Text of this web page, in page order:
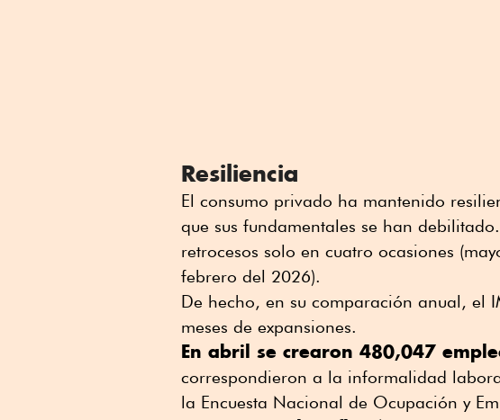
Resiliencia
El consumo privado ha mantenido
que sus fundamentales se han
retrocesos solo en cuatro ocasiones
febrero del 2026).
De hecho, en su comparación anual, el
meses de expansiones.
En abril se crearon 480,047
correspondieron a la informalidad
la Encuesta Nacional de Ocupación y